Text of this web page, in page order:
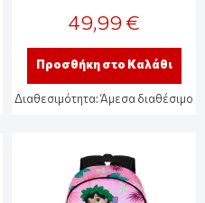
49,99 €
Προσθήκη στο Καλάθι
Διαθεσιμότητα:Άμεσα διαθέσιμο